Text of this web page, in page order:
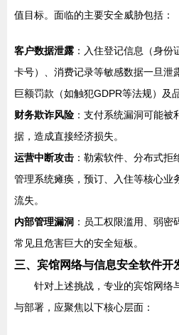
值目标。面临的主要安全威胁包括：
客户数据泄露 ：入住登记信息（身
卡号）、消费记录等敏感数据一旦泄
巨额罚款（如触犯GDPR等法规）及
财务欺诈风险 ：支付系统漏洞可能
据，造成直接经济损失。
运营中断攻击 ：勒索软件、分布式
管理系统瘫痪，预订、入住等核心业
流失。
内部管理漏洞 ：员工权限滥用、弱
常见且危害巨大的安全短板。
三、宾馆网络与信息安全软件开
针对上述挑战，专业的宾馆网络
与部署，应聚焦以下核心层面：